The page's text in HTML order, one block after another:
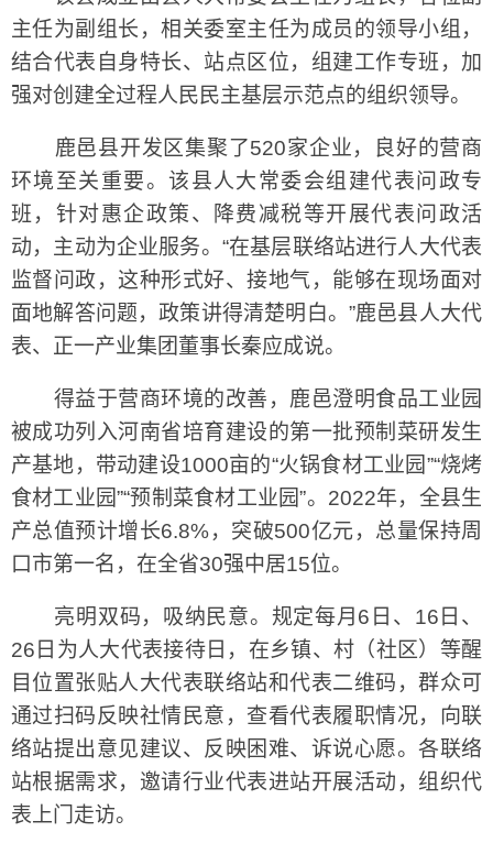
主任为副组长，相关委室主任为成员的领导小组，
结合代表自身特长、站点区位，组建工作专班，加
强对创建全过程人民民主基层示范点的组织领导。
鹿邑县开发区集聚了520家企业，良好的营商
环境至关重要。该县人大常委会组建代表问政专
班，针对惠企政策、降费减税等开展代表问政活
动，主动为企业服务。“在基层联络站进行人大代表
监督问政，这种形式好、接地气，能够在现场面对
面地解答问题，政策讲得清楚明白。”鹿邑县人大代
表、正一产业集团董事长秦应成说。
得益于营商环境的改善，鹿邑澄明食品工业园
被成功列入河南省培育建设的第一批预制菜研发生
产基地，带动建设1000亩的“火锅食材工业园”“烧烤
食材工业园”“预制菜食材工业园”。2022年，全县生
产总值预计增长6.8%，突破500亿元，总量保持周
口市第一名，在全省30强中居15位。
亮明双码，吸纳民意。规定每月6日、16日、
26日为人大代表接待日，在乡镇、村（社区）等醒
目位置张贴人大代表联络站和代表二维码，群众可
通过扫码反映社情民意，查看代表履职情况，向联
络站提出意见建议、反映困难、诉说心愿。各联络
站根据需求，邀请行业代表进站开展活动，组织代
表上门走访。